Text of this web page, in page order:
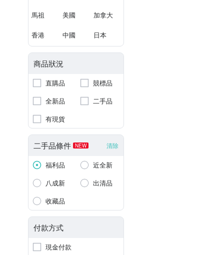
馬祖 美國 加拿大
香港 中國 日本
商品狀況
直購品
競標品
全新品
二手品
有現貨
二手品條件 NEW 清除
福利品
近全新
八成新
出清品
收藏品
付款方式
現金付款